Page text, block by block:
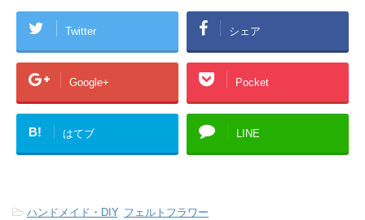
Twitter シェア
Google+ Pocket
B! はてブ LINE
-ハンドメイド・DIY, フェルトフラワー